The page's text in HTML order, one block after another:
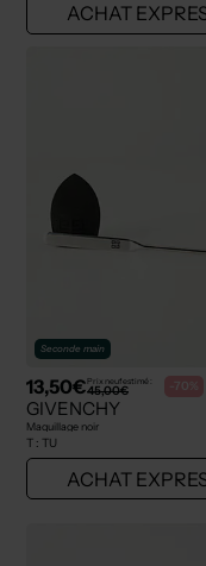
ACHAT
Seconde main
13,50€Prix neuf estimé :
45,00€ -70%
GIVENCHY
Maquillage noir
T : TU
ACHAT